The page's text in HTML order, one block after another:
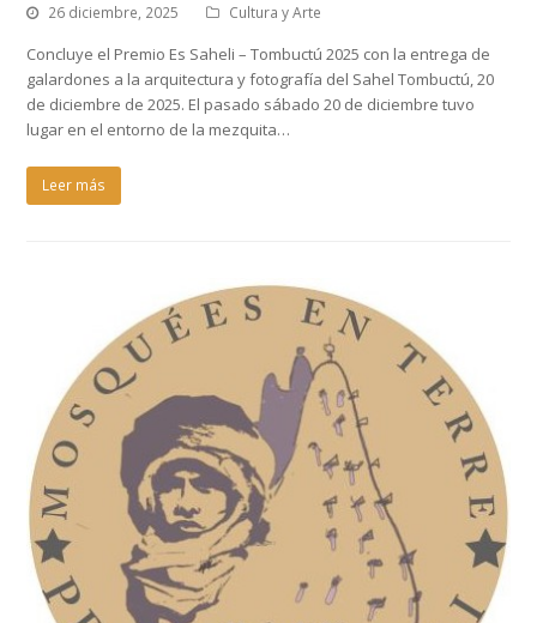
26 diciembre, 2025 Cultura y Arte
Concluye el Premio Es Saheli – Tombuctú 2025 con la entrega de
galardones a la arquitectura y fotografía del Sahel Tombuctú, 20
de diciembre de 2025. El pasado sábado 20 de diciembre tuvo
lugar en el entorno de la mezquita…
Leer más